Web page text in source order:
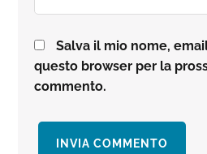
Salva il mio nome,
questo browser per la
commento.